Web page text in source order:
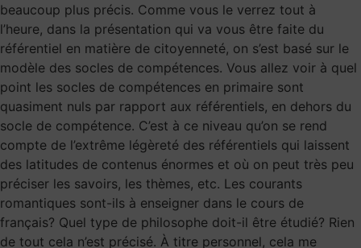
beaucoup plus précis. Comme vous le verrez tout à
l’heure, dans la présentation qui va vous être faite du
référentiel en matière de citoyenneté, on s’est basé sur le
modèle des socles de compétences. Vous allez voir à quel
point les socles de compétences en primaire sont
quasiment nuls par rapport aux référentiels, en dehors du
socle de compétence. C’est à ce niveau qu’on se rend
compte de l’extrême légèreté des référentiels qui laissent
des latitudes de contenus énormes et où on peut très peu
préciser les savoirs, les thèmes, etc. Les courants
romantiques sont-ils à enseigner dans le cours de
français? Quel type de philosophe doit-il être étudié? Rien
de tout cela n’est précisé. À titre personnel, cela me